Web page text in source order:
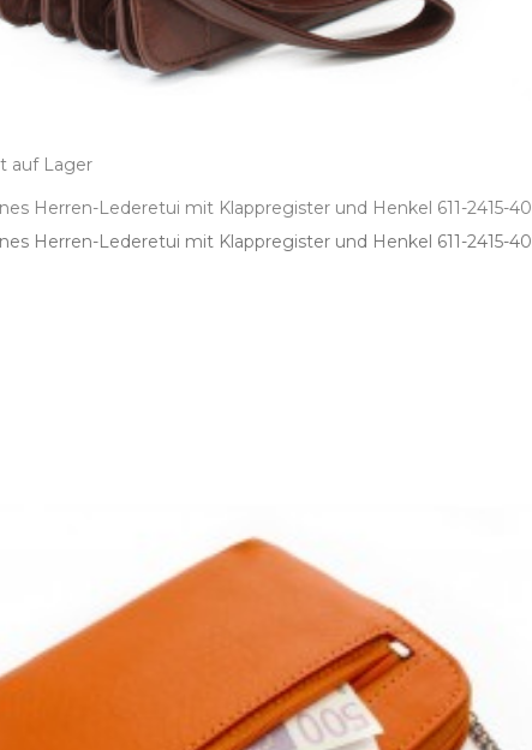
auf Lager
Herren-Lederetui mit Klappregister und Henkel 611-2415-40
Herren­-Lederetui mit Klappregister und Henkel 611­-2415­-40